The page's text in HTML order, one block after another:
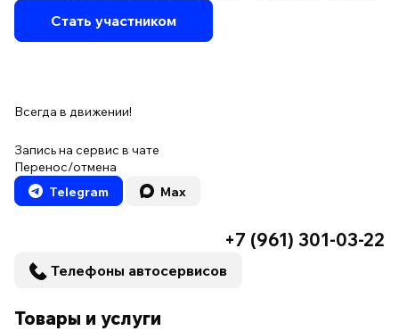
Стать участником
Всегда в движении!
Запись на сервис в чате
Перенос/отмена
Telegram
Max
+7 (961) 301-03-22
Телефоны автосервисов
Товары и услуги